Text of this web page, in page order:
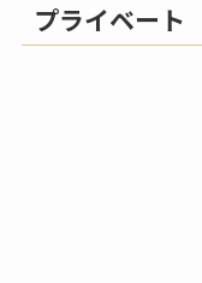
プライベート